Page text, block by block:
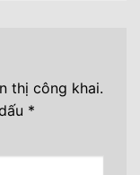
thị công khai.
*